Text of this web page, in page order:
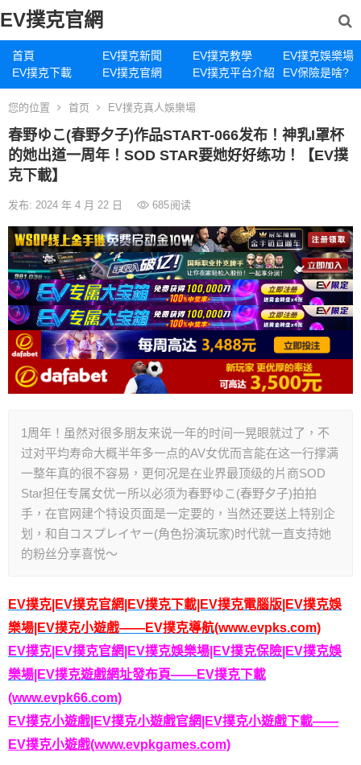
EV撲克官網
首頁 EV撲克新聞 EV撲克教學
EV撲克娛樂場
EV撲克下載
EV撲克官網 EV撲克平台介紹 EV保險是啥?
您的位置 首页 EV撲克真人娛樂場
春野ゆこ(春野夕子)作品START-066发布！神乳I罩杯
的她出道一周年！SOD STAR要她好好练功！【EV撲
克下載】
发布: 2024 年 4 月 22 日 685阅读
1周年！虽然对很多朋友来说一年的时间一晃眼就过了，不
过对平均寿命大概半年多一点的AV女优而言能在这一行撑满
一整年真的很不容易，更何况是在业界最顶级的片商SOD
Star担任专属女优ー所以必须为春野ゆこ(春野夕子)拍拍
手，在官网建个特设页面是一定要的，当然还要送上特别企
划，和自コスプレイヤー(角色扮演玩家)时代就一直支持她
的粉丝分享喜悦〜
EV撲克|EV撲克官網|EV撲克下載|EV撲克電腦版|EV撲克娛
樂場|EV撲克小遊戲——EV撲克導航(www.evpks.com)
EV撲克|EV撲克官網|EV撲克娛樂場|EV撲克保險|EV撲克娛
樂場|EV撲克遊戲網址發布頁——EV撲克下載
(www.evpk66.com)
EV撲克小遊戲|EV撲克小遊戲官網|EV撲克小遊戲下載——
EV撲克小遊戲(www.evpkgames.com)